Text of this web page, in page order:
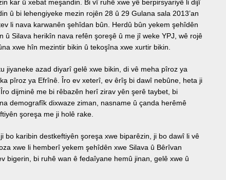
kar û xebat meşandin. Bi vî ruhê xwe yê berpirsyariyê li dijî
û bi lehengiyeke mezin rojên 28 û 29 Gulana sala 2013’an
li nava karwanên şehîdan bûn. Herdû bûn yekem şehîdên
û Silava herikîn nava refên şoreşê û me jî weke YPJ, wê rojê
xwe hîn mezintir bikin û tekoşîna xwe xurtir bikin.
jiyaneke azad diyarî gelê xwe bikin, di vê meha pîroz ya
pîroz ya Efrînê. Îro ev xeterî, ev êrîş bi dawî nebûne, heta ji
dijminê me bi rêbazên herî zirav yên şerê taybet, bi
demografîk dixwaze ziman, nasname û çanda herêmê
şoreşa me ji holê rake.
bo karibin destkeftiyên şoreşa xwe biparêzin, ji bo dawî li vê
xwe li hemberî yekem şehîdên xwe Silava û Bêrîvan
bigerin, bi ruhê wan ê fedaîyane hemû jinan, gelê xwe û